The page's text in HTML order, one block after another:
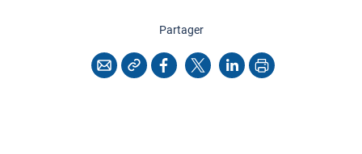
Partagercette page
CourrielCopier l'adresse
Facebook
X LinkedInImprimer